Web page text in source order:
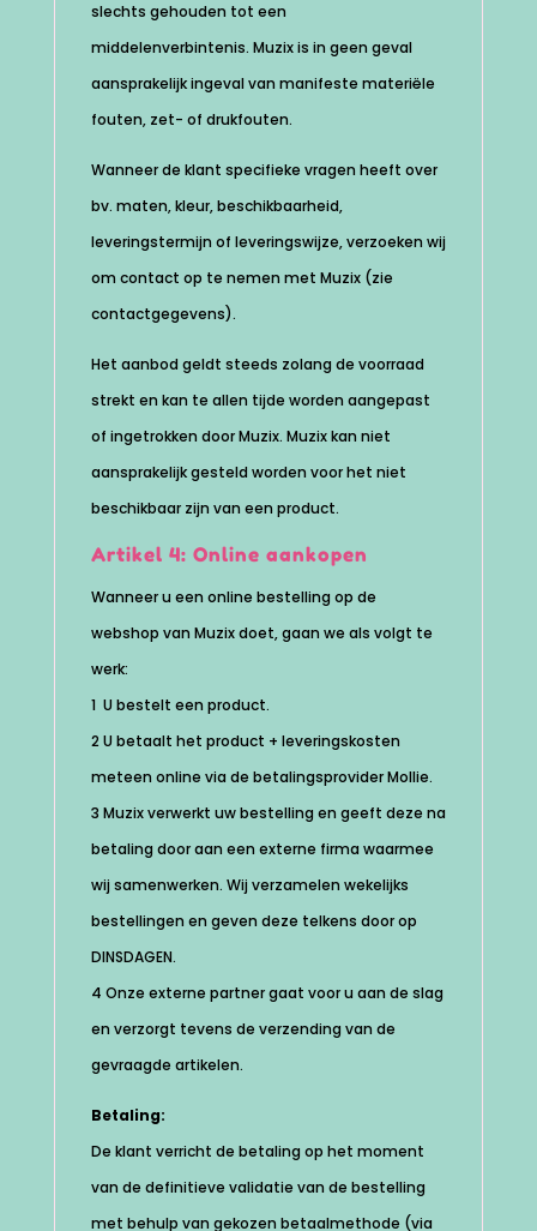
slechts gehouden tot een
middelenverbintenis. Muzix is in geen geval
aansprakelijk ingeval van manifeste materiële
fouten, zet- of drukfouten.
Wanneer de klant specifieke vragen heeft over
bv. maten, kleur, beschikbaarheid,
leveringstermijn of leveringswijze, verzoeken wij
om contact op te nemen met Muzix (zie
contactgegevens).
Het aanbod geldt steeds zolang de voorraad
strekt en kan te allen tijde worden aangepast
of ingetrokken door Muzix. Muzix kan niet
aansprakelijk gesteld worden voor het niet
beschikbaar zijn van een product.
Artikel 4: Online aankopen
Wanneer u een online bestelling op de
webshop van Muzix doet, gaan we als volgt te
werk:
1 U bestelt een product.
2 U betaalt het product + leveringskosten
meteen online via de betalingsprovider Mollie.
3 Muzix verwerkt uw bestelling en geeft deze na
betaling door aan een externe firma waarmee
wij samenwerken. Wij verzamelen wekelijks
bestellingen en geven deze telkens door op
DINSDAGEN.
4 Onze externe partner gaat voor u aan de slag
en verzorgt tevens de verzending van de
gevraagde artikelen.
Betaling:
De klant verricht de betaling op het moment
van de definitieve validatie van de bestelling
met behulp van gekozen betaalmethode (via